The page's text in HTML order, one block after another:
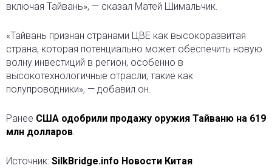
включая Тайвань», — сказал Матей Шимальчик.
«Тайвань признан странами ЦВЕ как высокоразвитая
страна, которая потенциально может обеспечить новую
волну инвестиций в регион, особенно в
высокотехнологичные отрасли, такие как
полупроводники», — добавил он.
Ранее США одобрили продажу оружия Тайваню на 619
млн долларов.
Источник: SilkBridge.info Новости Китая